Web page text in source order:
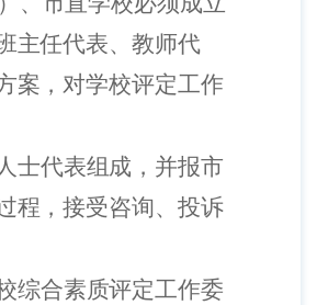
主任代表、教师代
案，对学校评定工作
士代表组成，并报市
程，接受咨询、投诉
综合素质评定工作委